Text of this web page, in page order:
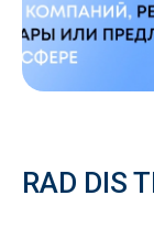
RAD DIS